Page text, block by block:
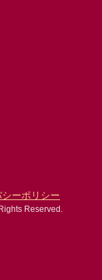
ーポリシー
Reserved.